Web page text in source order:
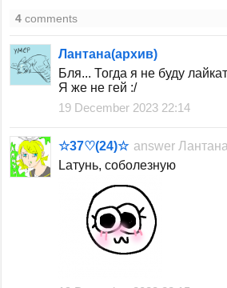
4 comments
Лантана(архив)
Бля... Тогда я не буду
Я же не гей :/
19 December 2023 22:14
☆37♡(24)☆ answer
Lатунь, соболезную